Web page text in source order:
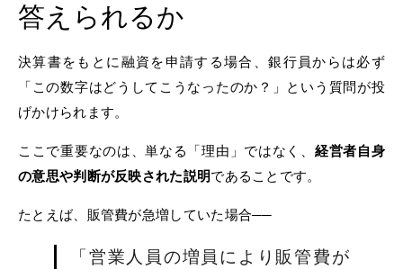
答えられるか
決算書をもとに融資を申請する場合、銀行員からは必ず
「この数字はどうしてこうなったのか？」という質問が投
げかけられます。
ここで重要なのは、単なる「理由」ではなく、 経営者自身
の意思や判断が反映された説明であることです。
たとえば、販管費が急増していた場合──
「営業人員の増員により販管費が